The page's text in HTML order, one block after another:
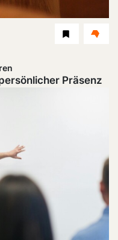
Präsenz